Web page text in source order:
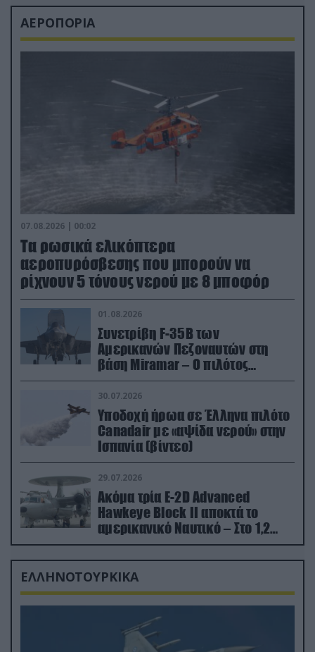
ΑΕΡΟΠΟΡΙΑ
07.08.2026 | 00:02
Τα ρωσικά ελικόπτερα
αεροπυρόσβεσης που μπορούν να
ρίχνουν 5 τόνους νερού με 8 μποφόρ
01.08.2026
Συνετρίβη F-35B των
Αμερικανών Πεζοναυτών στη
βάση Miramar – Ο πιλότος
εκτινάχθηκε εγκαίρως
30.07.2026
Υποδοχή ήρωα σε Έλληνα πιλότο
Canadair με «αψίδα νερού» στην
Ισπανία (βίντεο)
29.07.2026
Ακόμα τρία E-2D Advanced
Hawkeye Block II αποκτά το
αμερικανικό Ναυτικό – Στο 1,2
δισ.δολάρια το κόστος
ΕΛΛΗΝΟΤΟΥΡΚΙΚΑ